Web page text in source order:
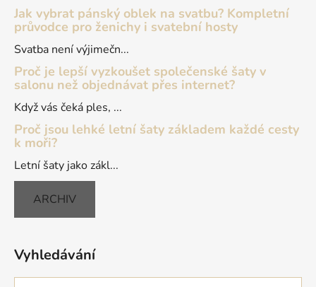
Jak vybrat pánský oblek na svatbu? Kompletní
průvodce pro ženichy i svatební hosty
Svatba není výjimečn...
Proč je lepší vyzkoušet společenské šaty v
salonu než objednávat přes internet?
Když vás čeká ples, ...
Proč jsou lehké letní šaty základem každé cesty
k moři?
Letní šaty jako zákl...
ARCHIV
Vyhledávání